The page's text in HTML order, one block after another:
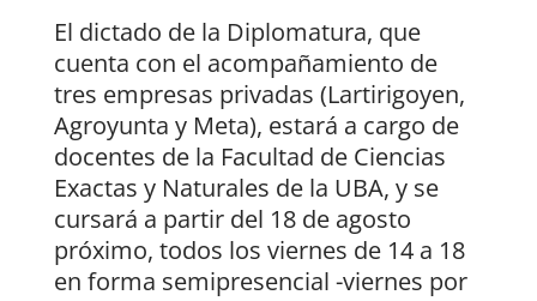
El dictado de la Diplomatura, que
cuenta con el acompañamiento de
tres empresas privadas (Lartirigoyen,
Agroyunta y Meta), estará a cargo de
docentes de la Facultad de Ciencias
Exactas y Naturales de la UBA, y se
cursará a partir del 18 de agosto
próximo, todos los viernes de 14 a 18
en forma semipresencial -viernes por